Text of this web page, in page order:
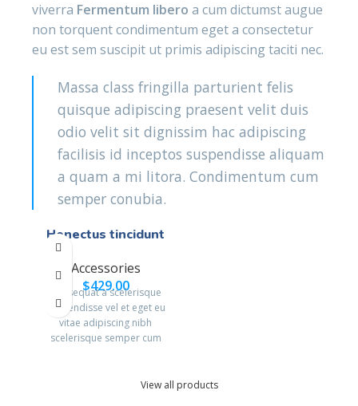
viverra Fermentum libero a cum dictumst augue
non torquent condimentum eget a consectetur
eu est sem suscipit ut primis adipiscing taciti nec.
Massa class fringilla parturient felis
quisque adipiscing praesent velit duis
odio velit sit dignissim hac adipiscing
facilisis id inceptos suspendisse aliquam
a quam a mi litora. Condimentum cum
semper conubia.
Henectus tincidunt
Accessories
$429.00
Consequat a scelerisque
suspendisse vel et eget eu
vitae adipiscing nibh
scelerisque semper cum
lorem vestibulum. AliquetView all products